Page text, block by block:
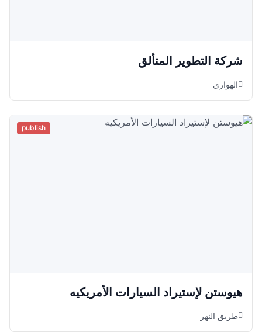
شركة التطوير المتألق
الهواري
publish
هيوستن لإستيراد السيارات الأمريكيه
طريق النهر